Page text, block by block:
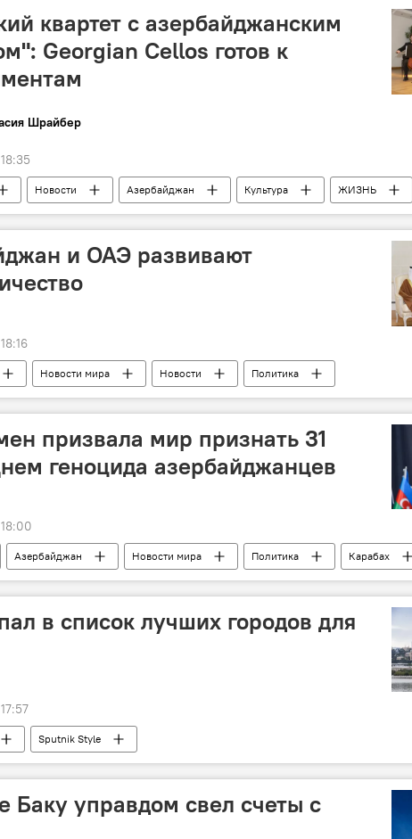
квартет с азербайджанским
Georgian Cellos готов к
Шрайбер
Новости Азербайджан Культура ЖИЗНЬ
и ОАЭ развивают
Новости мира Новости Политика
призвала мир признать 31
геноцида азербайджанцев
Азербайджан Новости мира Политика Карабах
в список лучших городов для
Sputnik Style
Баку управдом свел счеты с